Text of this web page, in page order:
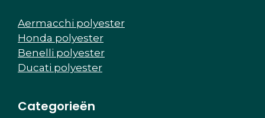
Aermacchi polyester
Honda polyester
Benelli polyester
Ducati polyester
Categorieën